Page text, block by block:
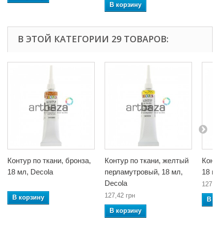
В корзину
В ЭТОЙ КАТЕГОРИИ 29 ТОВАРОВ:
Контур по ткани, бронза,
18 мл, Decola
В корзину
Контур по ткани, желтый
перламутровый, 18 мл,
Decola
127,42 грн
В корзину
18
В